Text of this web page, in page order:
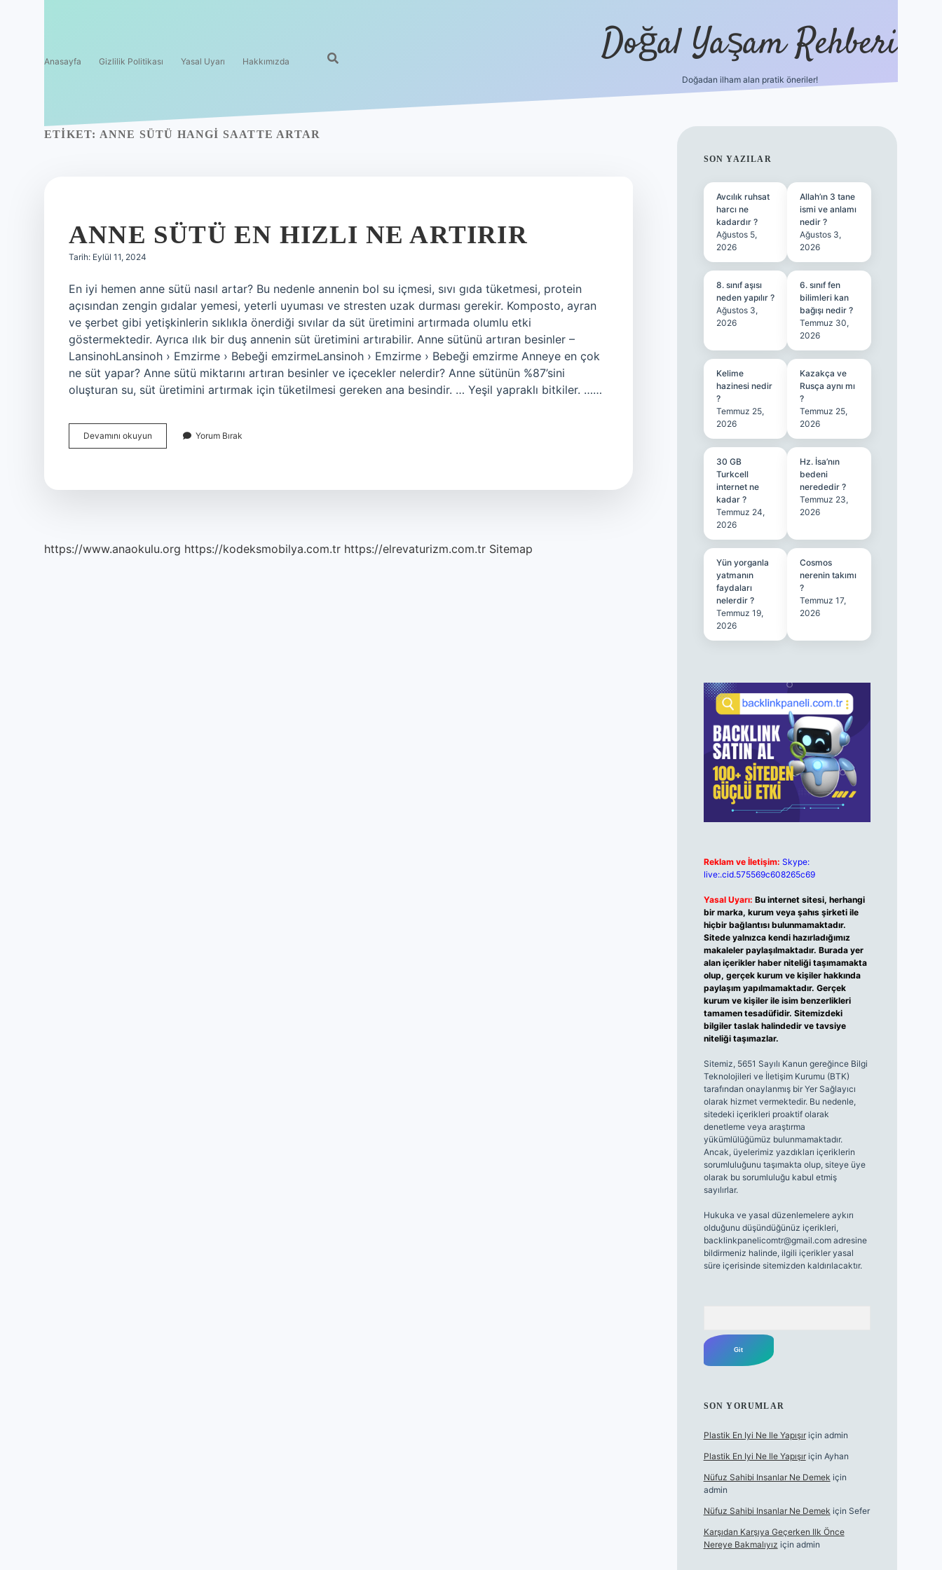
Anasayfa Gizlilik Politikası Yasal Uyarı Hakkımızda Doğal Yaşam Rehberi
Doğadan ilham alan pratik öneriler!
ETIKET: ANNE SÜTÜ HANGI SAATTE ARTAR
ANNE SÜTÜ EN HIZLI NE ARTIRIR
Tarih: Eylül 11, 2024
En iyi hemen anne sütü nasıl artar? Bu nedenle annenin bol su içmesi, sıvı gıda tüketmesi, protein
açısından zengin gıdalar yemesi, yeterli uyuması ve stresten uzak durması gerekir. Komposto, ayran
ve şerbet gibi yetişkinlerin sıklıkla önerdiği sıvılar da süt üretimini artırmada olumlu etki
göstermektedir. Ayrıca ılık bir duş annenin süt üretimini artırabilir. Anne sütünü artıran besinler –
LansinohLansinoh › Emzirme › Bebeği emzirmeLansinoh › Emzirme › Bebeği emzirme Anneye en çok
ne süt yapar? Anne sütü miktarını artıran besinler ve içecekler nelerdir? Anne sütünün %87’sini
oluşturan su, süt üretimini artırmak için tüketilmesi gereken ana besindir. … Yeşil yapraklı bitkiler. ……
Devamını okuyun
Sütü
Yorum Bırak
https://www.anaokulu.org https://kodeksmobilya.com.tr https://elrevaturizm.com.tr Sitemap
SIDEBAR
SON YAZILAR
Avcılık ruhsat
harcı ne
kadardır ?
Ağustos 5,
2026
Allah’ın 3 tane
ismi ve anlamı
nedir ?
Ağustos 3,
2026
8. sınıf aşısı
neden yapılır ?
Ağustos 3,
2026
6. sınıf fen
bilimleri kan
bağışı nedir ?
Temmuz 30,
2026
Kelime
hazinesi nedir
?
Temmuz 25,
2026
Kazakça ve
Rusça aynı mı
?
Temmuz 25,
2026
30 GB
Turkcell
internet ne
kadar ?
Temmuz 24,
2026
Hz. İsa’nın
bedeni
nerededir ?
Temmuz 23,
2026
Yün yorganla
yatmanın
faydaları
nelerdir ?
Temmuz 19,
2026
Cosmos
nerenin takımı
?
Temmuz 17,
2026
Reklam ve İletişim: Skype:
live:.cid.575569c608265c69
Yasal Uyarı: Bu internet sitesi, herhangi
bir marka, kurum veya şahıs şirketi ile
hiçbir bağlantısı bulunmamaktadır.
Sitede yalnızca kendi hazırladığımız
makaleler paylaşılmaktadır. Burada yer
alan içerikler haber niteliği taşımamakta
olup, gerçek kurum ve kişiler hakkında
paylaşım yapılmamaktadır. Gerçek
kurum ve kişiler ile isim benzerlikleri
tamamen tesadüfidir. Sitemizdeki
bilgiler taslak halindedir ve tavsiye
niteliği taşımazlar.
Sitemiz, 5651 Sayılı Kanun gereğince Bilgi
Teknolojileri ve İletişim Kurumu (BTK)
tarafından onaylanmış bir Yer Sağlayıcı
olarak hizmet vermektedir. Bu nedenle,
sitedeki içerikleri proaktif olarak
denetleme veya araştırma
yükümlülüğümüz bulunmamaktadır.
Ancak, üyelerimiz yazdıkları içeriklerin
sorumluluğunu taşımakta olup, siteye üye
olarak bu sorumluluğu kabul etmiş
sayılırlar.
Hukuka ve yasal düzenlemelere aykırı
olduğunu düşündüğünüz içerikleri,
backlinkpanelicomtr@gmail.comadresine
bildirmeniz halinde, ilgili içerikler yasal
süre içerisinde sitemizden kaldırılacaktır.
SON YORUMLAR
Plastik En Iyi Ne Ile Yapışıriçin admin
Plastik En Iyi Ne Ile Yapışıriçin Ayhan
Nüfuz Sahibi Insanlar Ne Demek için
admin
Nüfuz Sahibi Insanlar Ne Demek için Sefer
Karşıdan Karşıya Geçerken Ilk Önce
Nereye Bakmalıyız için admin
tulipbet.online